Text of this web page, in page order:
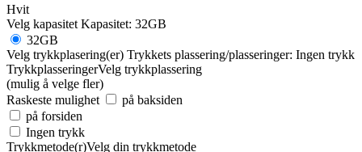
Hvit
Velg kapasitet Kapasitet: 32GB
32GB
Velg trykkplasering(er) Trykkets plassering/plasseringer: Ingen trykk
TrykkplasseringerVelg trykkplassering
(mulig å velge fler)
Raskeste mulighet
på baksiden
på forsiden
Ingen trykk
Trykkmetode(r)Velg din trykkmetode